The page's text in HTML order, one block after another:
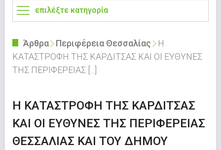
επιλέξτε κατηγορία
Άρθρα Περιφέρεια Θεσσαλίας
Η
ΚΑΤΑΣΤΡΟΦΗ ΤΗΣ ΚΑΡΔΙΤΣΑΣ ΚΑΙ ΟΙ ΕΥΘΥΝΕΣ
ΤΗΣ ΠΕΡΙΦΕΡΕΙΑΣ [...]
Η ΚΑΤΑΣΤΡΟΦΗ ΤΗΣ ΚΑΡΔΙΤΣΑΣ
ΚΑΙ ΟΙ ΕΥΘΥΝΕΣ ΤΗΣ ΠΕΡΙΦΕΡΕΙΑΣ
ΘΕΣΣΑΛΙΑΣ ΚΑΙ ΤΟΥ ΔΗΜΟΥ